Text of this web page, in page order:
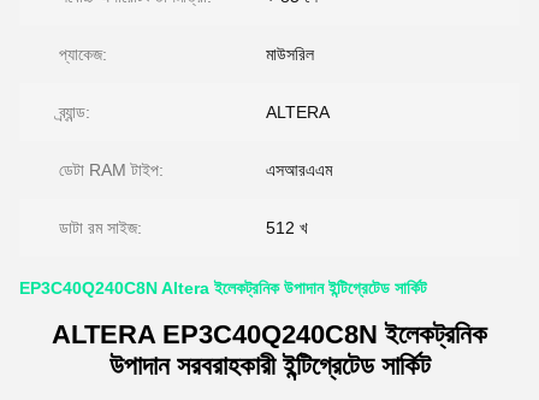
প্যাকেজ: মাউসরিল
ব্র্যান্ড: ALTERA
ডেটা RAM টাইপ: এসআরএএম
ডাটা রম সাইজ: 512 খ
EP3C40Q240C8N Altera ইলেকট্রনিক উপাদান ইন্টিগ্রেটেড সার্কিট
ALTERA EP3C40Q240C8N ইলেকট্রনিক
উপাদান সরবরাহকারী ইন্টিগ্রেটেড সার্কিট